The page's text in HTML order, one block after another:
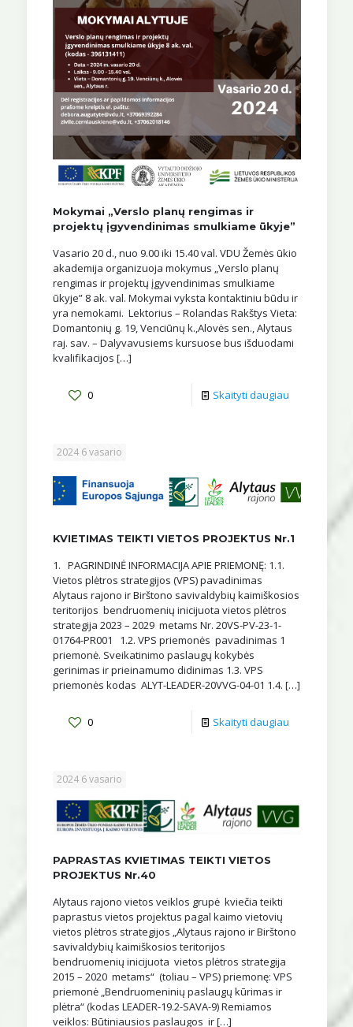
Mokymai „Verslo planų rengimas ir
projektų įgyvendinimas smulkiame ūkyje”
Vasario 20 d., nuo 9.00 iki 15.40 val. VDU Žemės ūkio
akademija organizuoja mokymus „Verslo planų
rengimas ir projektų įgyvendinimas smulkiame
ūkyje” 8 ak. val. Mokymai vyksta kontaktiniu būdu ir
yra nemokami. Lektorius – Rolandas Rakštys Vieta:
Domantonių g. 19, Venciūnų k.,Alovės sen., Alytaus
raj. sav. – Dalyvavusiems kursuose bus išduodami
kvalifikacijos […]
0 Skaityti daugiau
2024 6 vasario
KVIETIMAS TEIKTI VIETOS PROJEKTUS Nr.1
1. PAGRINDINĖ INFORMACIJA APIE PRIEMONĘ: 1.1.
Vietos plėtros strategijos (VPS) pavadinimas
Alytaus rajono ir Birštono savivaldybių kaimiškosios
teritorijos bendruomenių inicijuota vietos plėtros
strategija 2023 – 2029 metams Nr. 20VS-PV-23-1-
01764-PR001 1.2. VPS priemonės pavadinimas 1
priemonė. Sveikatinimo paslaugų kokybės
gerinimas ir prieinamumo didinimas 1.3. VPS
priemonės kodas ALYT-LEADER-20VVG-04-01 1.4. […]
0 Skaityti daugiau
2024 6 vasario
PAPRASTAS KVIETIMAS TEIKTI VIETOS
PROJEKTUS Nr.40
Alytaus rajono vietos veiklos grupė kviečia teikti
paprastus vietos projektus pagal kaimo vietovių
vietos plėtros strategijos „Alytaus rajono ir Birštono
savivaldybių kaimiškosios teritorijos
bendruomenių inicijuota vietos plėtros strategija
2015 – 2020 metams“ (toliau – VPS) priemonę: VPS
priemonė „Bendruomeninių paslaugų kūrimas ir
plėtra“ (kodas LEADER-19.2-SAVA-9) Remiamos
veiklos: Būtiniausios paslaugos ir[…]